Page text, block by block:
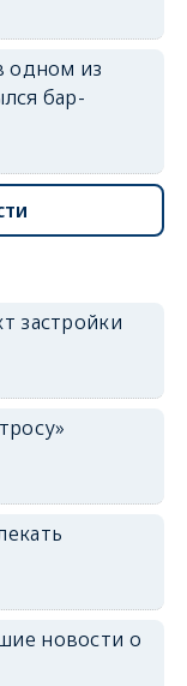
одном из
бар-
застройки
новости о